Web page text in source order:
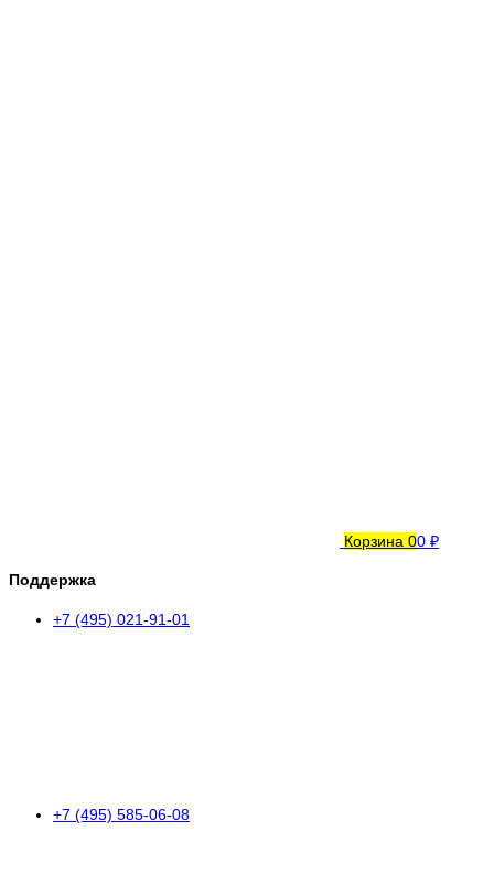
Корзина 00 ₽
Поддержка
+7 (495) 021-91-01
+7 (495) 585-06-08